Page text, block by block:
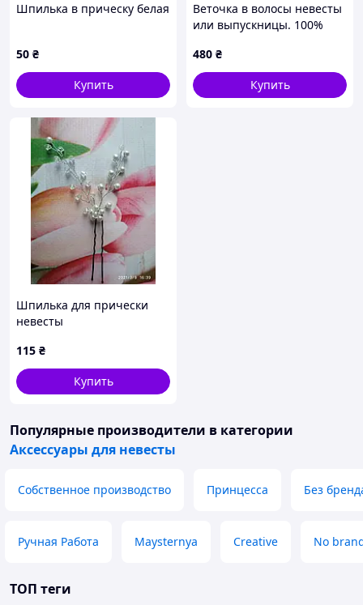
Шпилька в прическу белая
50 ₴
Купить
Веточка в волосы невесты
или выпускницы. 100%
480 ₴
Купить
Шпилька для прически
невесты
115 ₴
Купить
Популярные производители в категории
Аксессуары для невесты
Собственное производство Принцесса Без
Ручная Работа Maysternya Creative No
ТОП теги